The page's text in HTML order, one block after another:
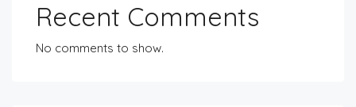
Recent Comments
No comments to show.